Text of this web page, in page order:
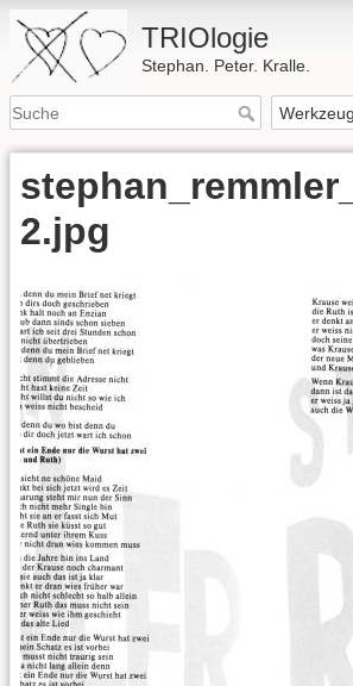
TRIOlogie
Stephan. Peter. Kralle.
2.jpg